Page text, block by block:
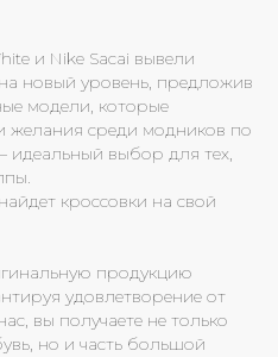
и Nike Sacai вывели
новый уровень, предложив
модели, которые
желания среди модников по
идеальный выбор для тех,
кроссовки на свой
продукцию
удовлетворение от
вы получаете не только
но и часть большой